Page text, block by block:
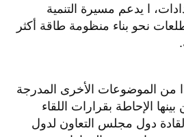
ا يدعم مسيرة التنمية
نحو بناء منظومة طاقة أكثر
من الموضوعات الأخرى المدرجة
الإحاطة بقرارات اللقاء
دول مجلس التعاون لدول